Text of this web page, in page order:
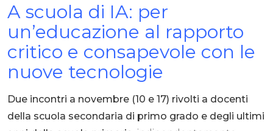
A scuola di IA: per
un’educazione al rapporto
critico e consapevole con le
nuove tecnologie
Due incontri a novembre (10 e 17) rivolti a docenti
della scuola secondaria di primo grado e degli ultimi